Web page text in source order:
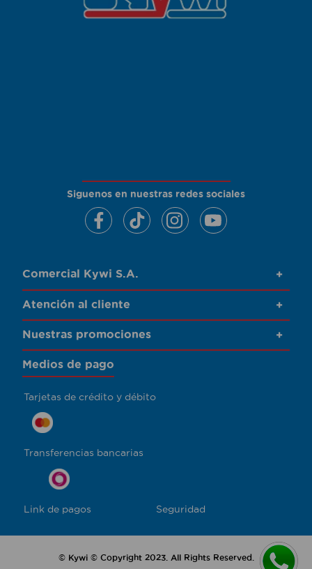
Siguenos en nuestras redes sociales
Comercial Kywi S.A. +
Atención al cliente +
Nuestras promociones +
Medios de pago
Tarjetas de crédito y débito
Transferencias bancarias
Link de pagos Seguridad
© Kywi © Copyright 2023. All Rights Reserved.